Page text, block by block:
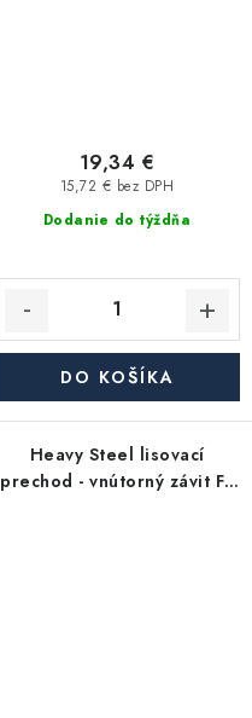
Dodanie do týždňa
15,72 € bez DPH
19,34 €
DO KOŠÍKA
Heavy Steel lisovací
prechod - vnútorný závit FF